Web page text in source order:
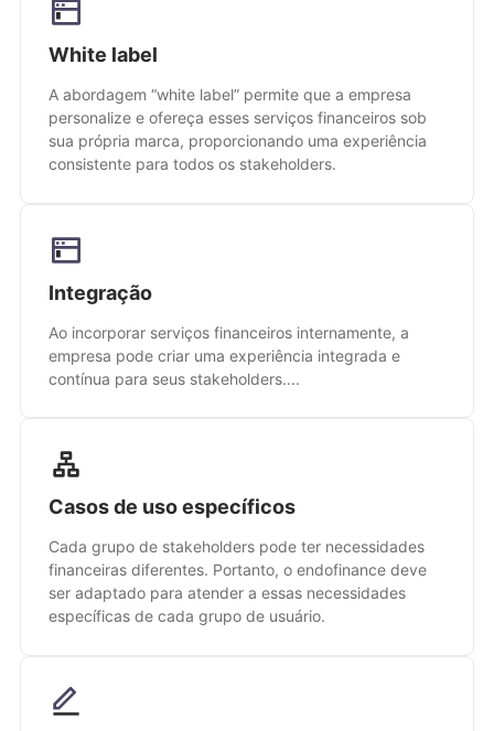
White label
A abordagem “white label” permite que a empresa
personalize e ofereça esses serviços financeiros sob
sua própria marca, proporcionando uma experiência
consistente para todos os stakeholders.
Integração
Ao incorporar serviços financeiros internamente, a
empresa pode criar uma experiência integrada e
contínua para seus stakeholders....
Casos de uso específicos
Cada grupo de stakeholders pode ter necessidades
financeiras diferentes. Portanto, o endofinance deve
ser adaptado para atender a essas necessidades
específicas de cada grupo de usuário.